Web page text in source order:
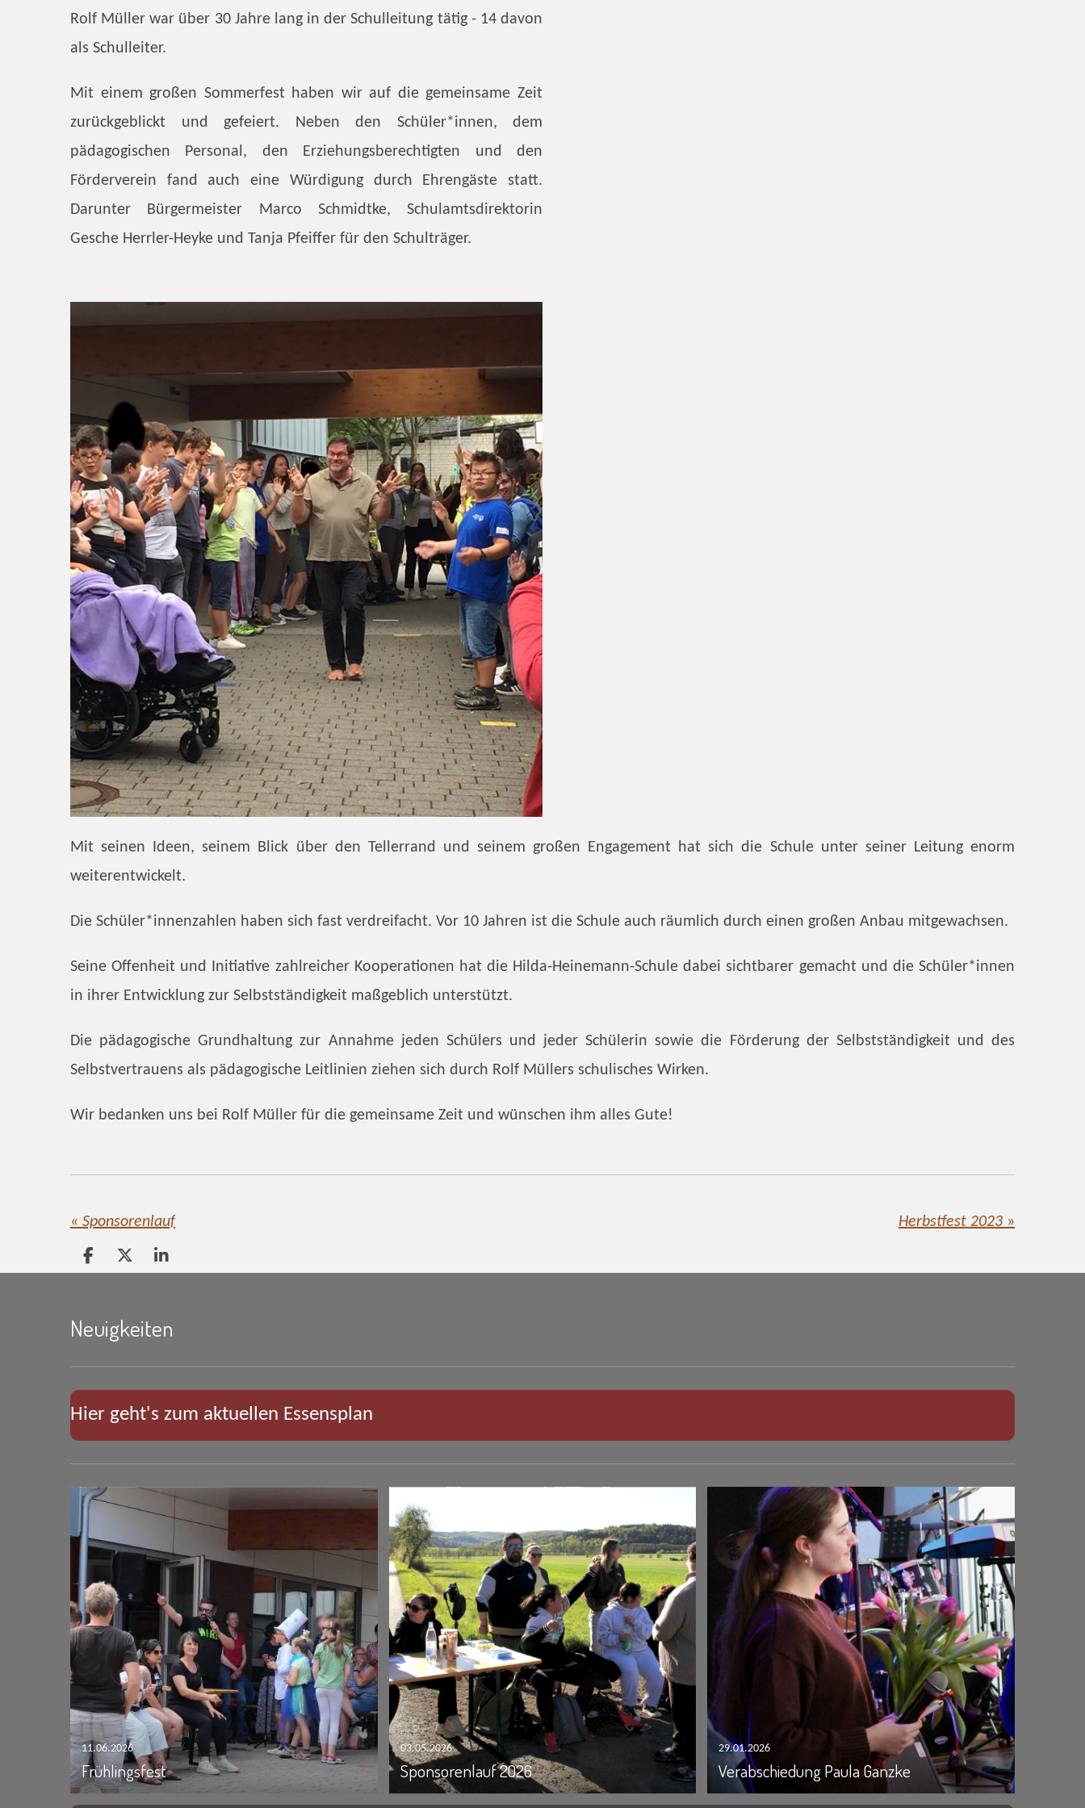
i
Rolf Müller war über 30 Jahre lang in der Schulleitung tätig - 14 davon
als Schulleiter.
Mit einem großen Sommerfest haben wir auf die gemeinsame Zeit
zurückgeblickt und gefeiert. Neben den Schüler*innen, dem
pädagogischen Personal, den Erziehungsberechtigten und den
Förderverein fand auch eine Würdigung durch Ehrengäste statt.
Darunter Bürgermeister Marco Schmidtke, Schulamtsdirektorin
Gesche Herrler-Heyke und Tanja Pfeiffer für den Schulträger.
Mit seinen Ideen, seinem Blick über den Tellerrand und seinem großen Engagement hat sich die Schule unter seiner Leitung enorm
weiterentwickelt.
Die Schüler*innenzahlen haben sich fast verdreifacht. Vor 10 Jahren ist die Schule auch räumlich durch einen großen Anbau mitgewachsen.
Seine Offenheit und Initiative zahlreicher Kooperationen hat die Hilda-Heinemann-Schule dabei sichtbarer gemacht und die Schüler*innen
in ihrer Entwicklung zur Selbstständigkeit maßgeblich unterstützt.
Die pädagogische Grundhaltung zur Annahme jeden Schülers und jeder Schülerin sowie die Förderung der Selbstständigkeit und des
Selbstvertrauens als pädagogische Leitlinien ziehen sich durch Rolf Müllers schulisches Wirken.
Wir bedanken uns bei Rolf Müller für die gemeinsame Zeit und wünschen ihm alles Gute!
« Sponsorenlauf Herbstfest 2023 »
T
e
T
e
T
e
Neuigkeiten
Hier geht's zum aktuellen Essensplan
Frühlingsfest
11.06.2026
Sponsorenlauf 2026
03.05.2026
Verabschiedung Paula Ganzke
29.01.2026